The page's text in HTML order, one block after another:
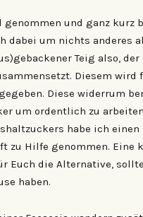
genommen und ganz kurz
dabei um nichts anderes
Teig also,
Diesem wird
Diese widerrum
um ordentlich zu
habe ich einen
zu Hilfe genommen. Eine
Euch die Alternative,
haben.